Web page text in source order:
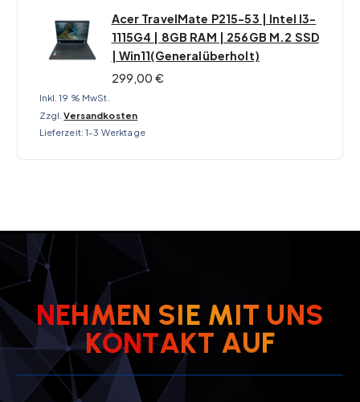
Acer TravelMate P215-53 | Intel I3-
1115G4 | 8GB RAM | 256GB M.2 SSD
| Win11(Generalüberholt)
299,00 €
Inkl. 19 % MwSt.
Zzgl.Versandkosten
Lieferzeit:1-3 Werktage
NEHMEN SIE MIT UNS
KONTAKT AUF